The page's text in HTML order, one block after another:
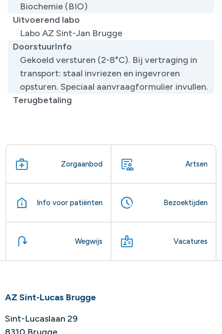
Biochemie (BIO)
Uitvoerend labo
Labo AZ Sint-Jan Brugge
DoorstuurInfo
Gekoeld versturen (2-8°C). Bij vertraging in
transport: staal invriezen en ingevroren
opsturen. Speciaal aanvraagformulier invullen.
Terugbetaling
Zorgaanbod Artsen
Info voor patiënten Bezoektijden
Wegwijs Vacatures
AZ Sint-Lucas Brugge
Sint-Lucaslaan 29
8310 Brugge